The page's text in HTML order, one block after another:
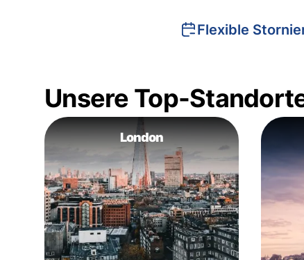
Flexible
Unsere Top-
London